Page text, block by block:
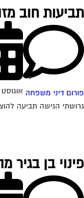
תביעות חוב
פורום דיני משפחה אוגוסט 15, 2006
גרושתי הגישה תביעה להוצל"פ בעניין שבנדון נשוא שאלתי ב2
פינוי בן בגיר